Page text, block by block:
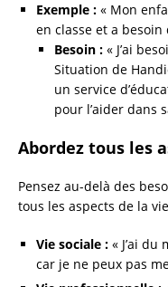
Exemple : « Mon
en classe et a besoin
Besoin : « J’ai
Situation de
un service
pour l’aider dans
Abordez tous les
Pensez au-delà des
tous les aspects de la
Vie sociale : « J’ai
car je ne peux pas